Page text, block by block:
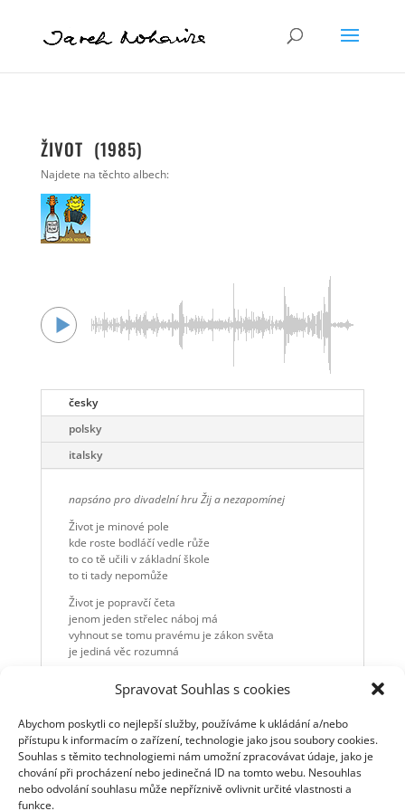
Spravovat Souhlas s cookies
Abychom poskytli co nejlepší služby, používáme k ukládání a/nebo
přístupu k informacím o zařízení, technologie jako jsou soubory cookies.
Souhlas s těmito technologiemi nám umožní zpracovávat údaje, jako je
chování při procházení nebo jedinečná ID na tomto webu. Nesouhlas
nebo odvolání souhlasu může nepříznivě ovlivnit určité vlastnosti a
funkce.
ŽIVOT (1985)
Najdete na těchto albech:
česky
polsky
italsky
napsáno pro divadelní hru Žij a nezapomínej
Život je minové pole
kde roste bodláčí vedle růže
to co tě učili v základní škole
to ti tady nepomůže
Život je popravčí četa
jenom jeden střelec náboj má
vyhnout se tomu pravému je zákon světa
je jediná věc rozumná
ó jak lehce trhá se nit
a ty jen po jedné můžeš jít
Život je kobercový nálet
chce to jenom chlapče získat gryf
a až se budeš v prachu hlíny vedle cesty válet